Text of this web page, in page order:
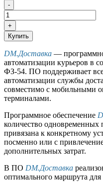
-
+
Купить
DM.Доставка —
автоматизации курьеров в
ФЗ-54. ПО поддерживает
автоматизации службы
совместимо с мобильными
терминалами.
Программное обеспечение
количество одновременных
привязана к конкретному
посменно или с
дополнительных затрат.
В ПО DM.Доставка
оптимального маршрута для